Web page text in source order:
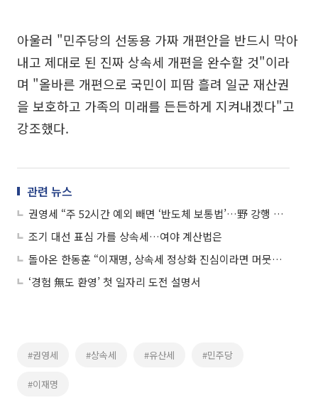
아울러 "민주당의 선동용 가짜 개편안을 반드시 막아
내고 제대로 된 진짜 상속세 개편을 완수할 것"이라
며 "올바른 개편으로 국민이 피땀 흘려 일군 재산권
을 보호하고 가족의 미래를 든든하게 지켜내겠다"고
강조했다.
관련 뉴스
권영세 “주 52시간 예외 빼면 ‘반도체 보통법’…野 강행 처리 무책임”
조기 대선 표심 가를 상속세…여야 계산법은
돌아온 한동훈 “이재명, 상속세 정상화 진심이라면 머뭇거리지 말아야”
‘경험 無도 환영’ 첫 일자리 도전 설명서
#권영세 #상속세 #유산세 #민주당
#이재명